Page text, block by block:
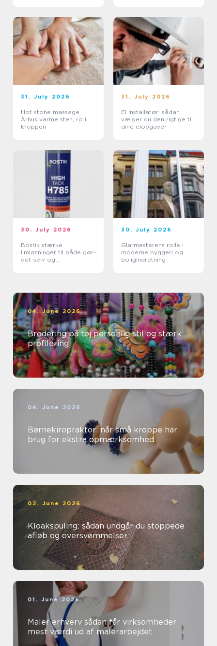
31. July 2026
Hot stone massage
Århus varme sten, ro i
kroppen
31. July 2026
El installatør: sådan
vælger du den rigtige til
dine elopgaver
30. July 2026
Bostik stærke
limløsninger til både gør-
det-selv og
30. July 2026
Glarmesterens rolle i
moderne byggeri og
boligindretning
04. June 2026
Brodering på tøj personlig stil og stærk
profilering
04. June 2026
Børnekiropraktor: når små kroppe har
brug for ekstra opmærksomhed
02. June 2026
Kloakspuling: sådan undgår du stoppede
afløb og oversvømmelser
01. June 2026
Maler erhverv sådan får virksomheder
mest værdi ud af malerarbejdet